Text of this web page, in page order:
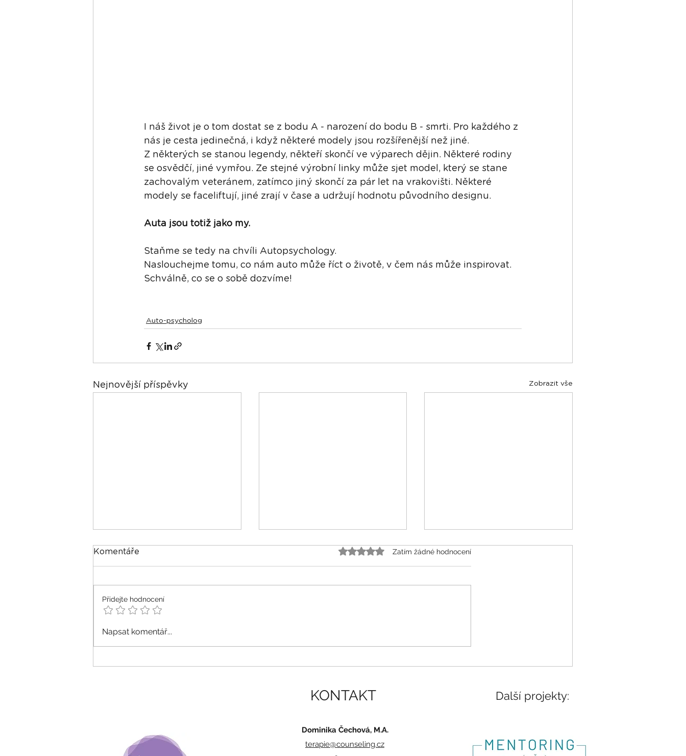
I náš život je o tom dostat se z bodu A - narození do bodu B - smrti. Pro každého z
nás je cesta jedinečná, i když některé modely jsou rozšířenější než jiné.
Z některých se stanou legendy, někteří skončí ve výparech dějin. Některé rodiny
se osvědčí, jiné vymřou. Ze stejné výrobní linky může sjet model, který se stane
zachovalým veteránem, zatímco jiný skončí za pár let na vrakovišti. Některé
modely se faceliftují, jiné zrají v čase a udržují hodnotu původního designu.
Auta jsou totiž jako my.
Staňme se tedy na chvíli Autopsychology.
Naslouchejme tomu, co nám auto může říct o životě, v čem nás může inspirovat.
Schválně, co se o sobě dozvíme!
Auto-psycholog
Nejnovější příspěvky Zobrazit vše
Podcast Terapie rodu na
Komentáře Hodnoceno 0 z 5 hvězdiček.
Zatím žádné hodnocení
Přidejte hodnocení
Napsat komentář...
KONTAKT
Dominika Čechová, M.A.
terapie@counseling.cz
Další projekty: